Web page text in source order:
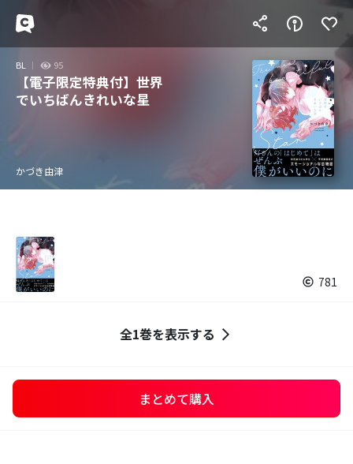
BL 95
【電子限定特典付】世界
でいちばんきれいな星
かづき由津
781
全1巻を表示する
まとめて購入